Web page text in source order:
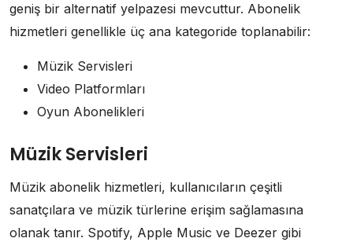
geniş bir alternatif yelpazesi mevcuttur. Abonelik
hizmetleri genellikle üç ana kategoride toplanabilir:
Müzik Servisleri
Video Platformları
Oyun Abonelikleri
Müzik Servisleri
Müzik abonelik hizmetleri, kullanıcıların çeşitli
sanatçılara ve müzik türlerine erişim sağlamasına
olanak tanır. Spotify, Apple Music ve Deezer gibi